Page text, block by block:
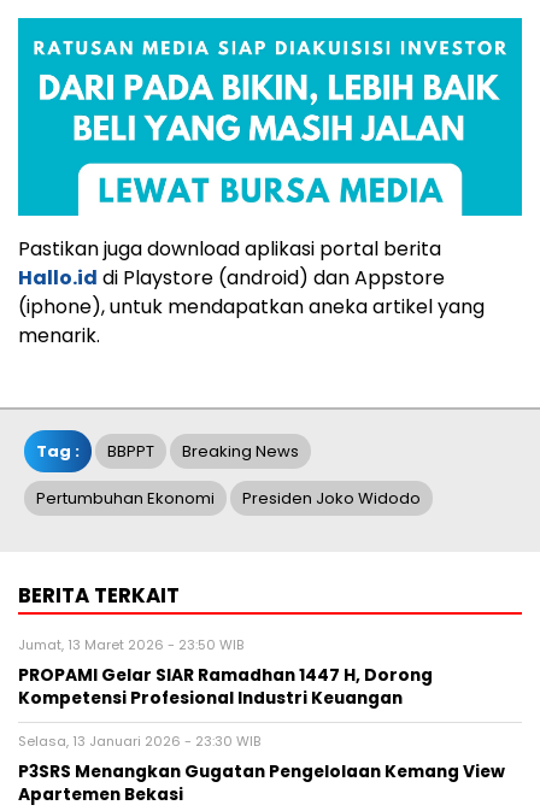
Pastikan juga download aplikasi portal berita
Hallo.id di Playstore (android) dan Appstore
(iphone), untuk mendapatkan aneka artikel yang
menarik.
Tag : BBPPT Breaking News
Pertumbuhan Ekonomi Presiden Joko Widodo
BERITA TERKAIT
Jumat, 13 Maret 2026 - 23:50 WIB
PROPAMI Gelar SIAR Ramadhan 1447 H, Dorong
Kompetensi Profesional Industri Keuangan
Selasa, 13 Januari 2026 - 23:30 WIB
P3SRS Menangkan Gugatan Pengelolaan Kemang View
Apartemen Bekasi